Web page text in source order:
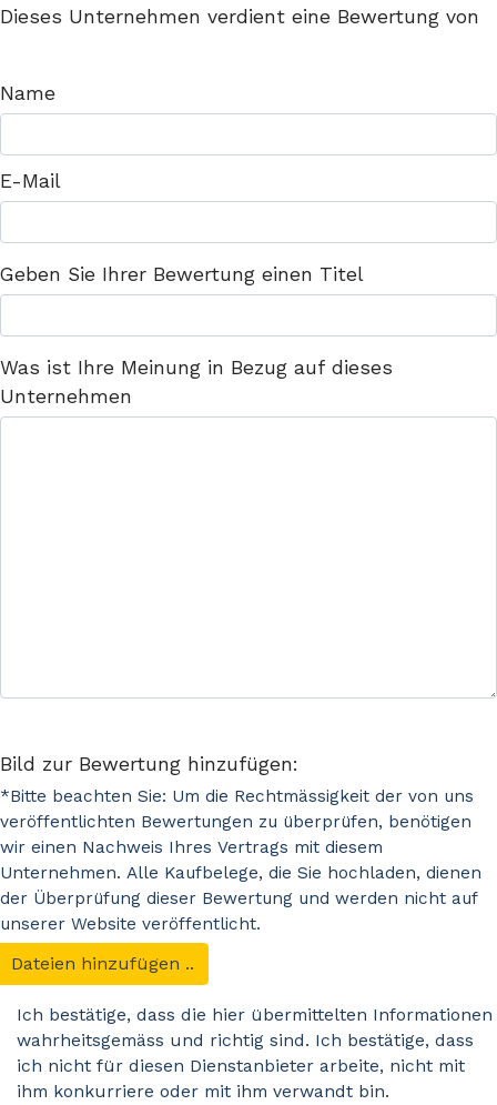
Dieses Unternehmen verdient eine Bewertung von
Name
E-Mail
Geben Sie Ihrer Bewertung einen Titel
Was ist Ihre Meinung in Bezug auf dieses
Unternehmen
Bild zur Bewertung hinzufügen:
*Bitte beachten Sie: Um die Rechtmässigkeit der von uns
veröffentlichten Bewertungen zu überprüfen, benötigen
wir einen Nachweis Ihres Vertrags mit diesem
Unternehmen. Alle Kaufbelege, die Sie hochladen, dienen
der Überprüfung dieser Bewertung und werden nicht auf
unserer Website veröffentlicht.
Dateien hinzufügen ..
Ich bestätige, dass die hier übermittelten Informationen
wahrheitsgemäss und richtig sind. Ich bestätige, dass
ich nicht für diesen Dienstanbieter arbeite, nicht mit
ihm konkurriere oder mit ihm verwandt bin.